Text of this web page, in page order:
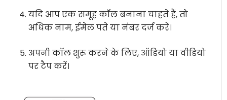
यदि आप एक समूह कॉल बनाना चाहते हैं, तो
अधिक नाम, ईमेल पते या नंबर दर्ज करें।
अपनी कॉल शुरू करने के लिए, ऑडियो या वीडियो
पर टैप करें।